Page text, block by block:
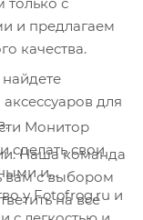
и предлагаем
качества.
для
Наша команда
вам с выбором
на все
Монитор
сделать свои
и
у Fotofrog.ru и